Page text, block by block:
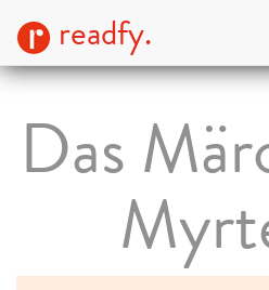
readfy.
Das